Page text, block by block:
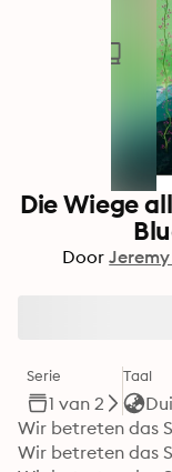
Die Wiege
Door
Serie
1 van 2
Taal
Wir betreten das
Wir betreten das